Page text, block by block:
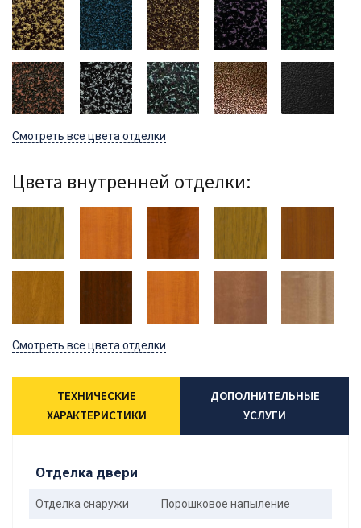
Смотреть все цвета отделки
Цвета внутренней отделки:
Смотреть все цвета отделки
ТЕХНИЧЕСКИЕ
ХАРАКТЕРИСТИКИ
ДОПОЛНИТЕЛЬНЫЕ
УСЛУГИ
Отделка двери
Отделка снаружи Порошковое напыление